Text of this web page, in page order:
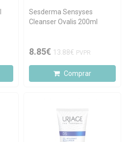
Sesderma Sensyses
Cleanser Ovalis 200ml
8.85€ 13.88€ PVPR
Comprar